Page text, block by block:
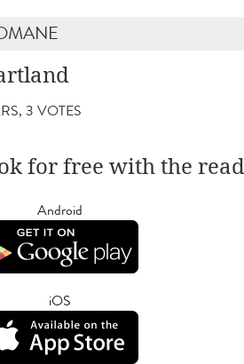
3 VOTES
for free with the
Android
iOS